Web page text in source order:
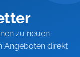
zu neuen
Angeboten direkt